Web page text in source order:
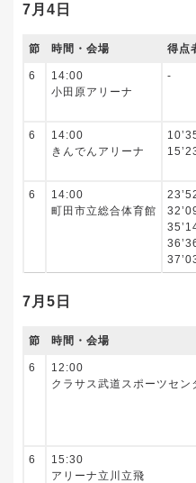
7月4日
節 時間・会場 得点
6
14:00
小田原アリーナ
‐
6
14:00
きんでんアリーナ
6
14:00
町田市立総合体育館
7月5日
節 時間・会場
6
12:00
クラサス武道スポーツセン
6
15:30
アリーナ立川立飛